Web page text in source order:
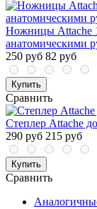
Ножницы Attache
анатомическими
250 руб 82 руб
Купить
Сравнить
Степлер Attache
290 руб 215 руб
Купить
Сравнить